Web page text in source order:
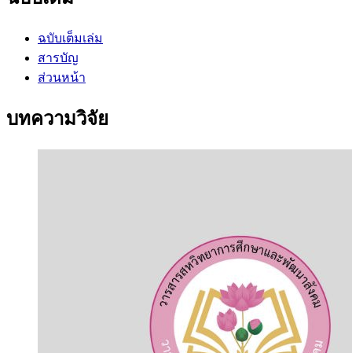
ฉบับเต็มเล่ม
สารบัญ
ส่วนหน้า
บทความวิจัย